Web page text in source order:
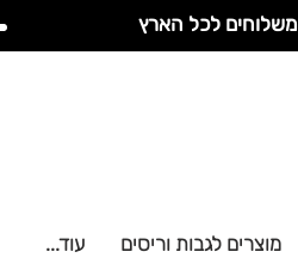
משלוחים לכל הארץ
מוצרים לגבות וריסים עוד...